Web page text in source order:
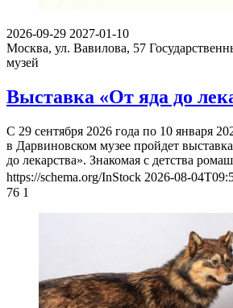
2026-09-29 2027-01-10
Москва, ул. Вавилова, 57
музей
Выставка «От яда до
С 29 сентября 2026 года по 10 января
в Дарвиновском музее пройдет
до лекарства». Знакомая с детства
https://schema.org/InStock 2026-08-
76 1